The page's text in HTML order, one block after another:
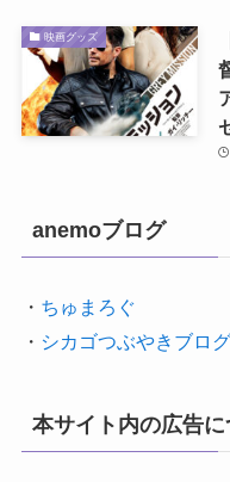
映画グッズ
anemoブログ
・ ちゅまろぐ
・ シカゴつぶやきブログ
本サイト内の広告に